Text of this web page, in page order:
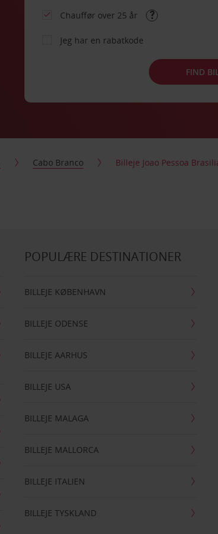
Chauffør over 25 år
Jeg har en rabatkode
FIND
Cabo Branco Billeje Joao Pessoa
POPULÆRE DESTINATIONER
BILLEJE KØBENHAVN
BILLEJE ODENSE
BILLEJE AARHUS
BILLEJE USA
BILLEJE MALAGA
BILLEJE MALLORCA
BILLEJE ITALIEN
BILLEJE TYSKLAND